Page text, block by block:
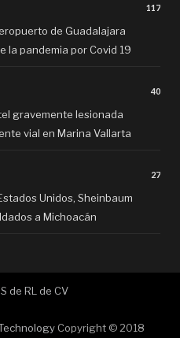
117
de Guadalajara
la pandemia por Covid 19
40
gravemente lesionada
vial en Marina Vallarta
27
Unidos, Sheinbaum
a Michoacán
de RL de CV
Copyright © 2018